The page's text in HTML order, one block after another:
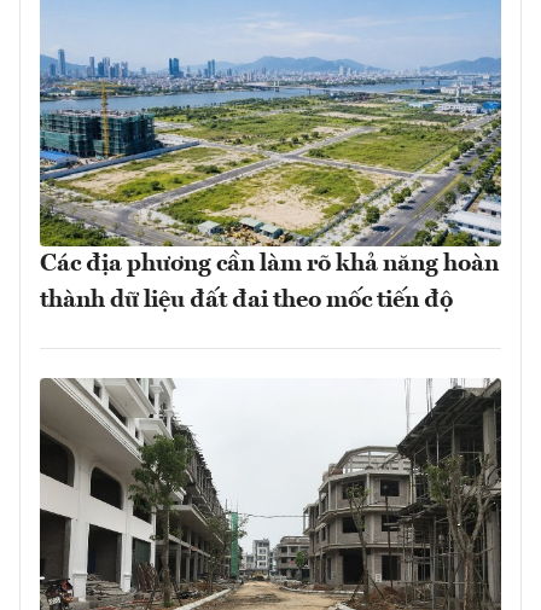
Các địa phương cần làm rõ khả năng hoàn
thành dữ liệu đất đai theo mốc tiến độ